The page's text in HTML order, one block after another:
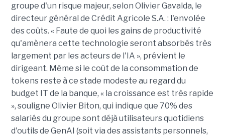
groupe d'un risque majeur, selon Olivier Gavalda, le
directeur général de Crédit Agricole S.A. : l'envolée
des coûts. « Faute de quoi les gains de productivité
qu'amènera cette technologie seront absorbés très
largement par les acteurs de l'IA », prévient le
dirigeant. Même si le coût de la consommation de
tokens reste à ce stade modeste au regard du
budget IT de la banque, « la croissance est très rapide
», souligne Olivier Biton, qui indique que 70% des
salariés du groupe sont déjà utilisateurs quotidiens
d'outils de GenAI (soit via des assistants personnels,